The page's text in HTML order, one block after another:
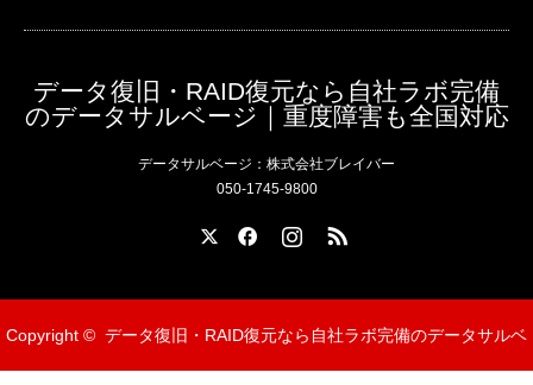
データ復旧・RAID復元なら自社ラボ完備
のデータサルベージ｜重度障害も全国対応
データサルベージ：株式会社ブレイバー
050-1745-9800
Copyright © データ復旧・RAID復元なら自社ラボ完備のデータサルベ